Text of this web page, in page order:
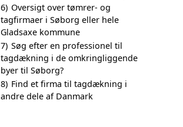
6) Oversigt over tømrer- og
tagfirmaer i Søborg eller hele
Gladsaxe kommune
7) Søg efter en professionel til
tagdækning i de omkringliggende
byer til Søborg?
8) Find et firma til tagdækning i
andre dele af Danmark